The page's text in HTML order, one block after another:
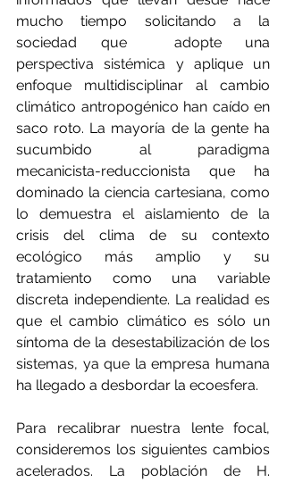
mucho tiempo solicitando a la
sociedad que  adopte una
perspectiva sistémica y aplique un
enfoque multidisciplinar al cambio
climático antropogénico han caído en
saco roto. La mayoría de la gente ha
sucumbido al paradigma
mecanicista-reduccionista que ha
dominado la ciencia cartesiana, como
lo demuestra el aislamiento de la
crisis del clima de su contexto
ecológico más amplio y su
tratamiento como una variable
discreta independiente. La realidad es
que el cambio climático es sólo un
síntoma de la desestabilización de los
sistemas, ya que la empresa humana
ha llegado a desbordar la ecoesfera.
Para recalibrar nuestra lente focal,
consideremos los siguientes cambios
acelerados. La población de H.